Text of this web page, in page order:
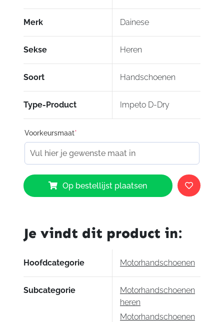
Merk Dainese
Sekse Heren
Soort Handschoenen
Type-Product Impeto D-Dry
Voorkeursmaat*
Dainese
Impeto
D-
631
Op bestellijst plaatsen
Je vindt dit product in:
Hoofdcategorie Motorhandschoenen
Subcategorie
Motorhandschoenen
heren
Motorhandschoenen